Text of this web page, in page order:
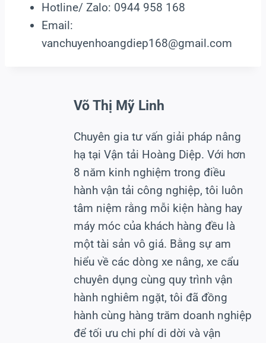
Hotline/ Zalo: 0944 958 168
Email:
vanchuyenhoangdiep168@gmail.com
Võ Thị Mỹ Linh
Chuyên gia tư vấn giải pháp nâng
hạ tại Vận tải Hoàng Diệp. Với hơn
8 năm kinh nghiệm trong điều
hành vận tải công nghiệp, tôi luôn
tâm niệm rằng mỗi kiện hàng hay
máy móc của khách hàng đều là
một tài sản vô giá. Bằng sự am
hiểu về các dòng xe nâng, xe cẩu
chuyên dụng cùng quy trình vận
hành nghiêm ngặt, tôi đã đồng
hành cùng hàng trăm doanh nghiệp
để tối ưu chi phí di dời và vận